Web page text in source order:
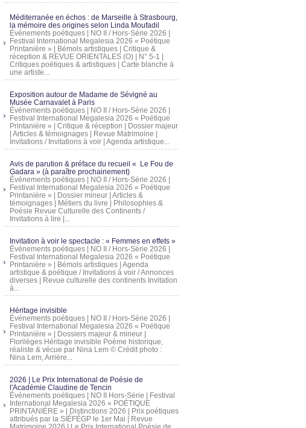
Méditerranée en échos : de Marseille à Strasbourg,
la mémoire des origines selon Linda Moufadil
Événements poétiques | NO II / Hors-Série 2026 |
Festival International Megalesia 2026 « Poétique
Printanière » | Bémols artistiques | Critique &
réception & REVUE ORIENTALES (O) | N° 5-1 |
Critiques poétiques & artistiques | Carte blanche à
une artiste...
Exposition autour de Madame de Sévigné au
Musée Carnavalet à Paris
Événements poétiques | NO II / Hors-Série 2026 |
Festival International Megalesia 2026 « Poétique
Printanière » | Critique & réception | Dossier majeur
| Articles & témoignages | Revue Matrimoine |
Invitations / Invitations à voir | Agenda artistique...
Avis de parution & préface du recueil « Le Fou de
Gadara » (à paraître prochainement)
Événements poétiques | NO II / Hors-Série 2026 |
Festival International Megalesia 2026 « Poétique
Printanière » | Dossier mineur | Articles &
témoignages | Métiers du livre | Philosophies &
Poésie Revue Culturelle des Continents /
Invitations à lire |...
Invitation à voir le spectacle : « Femmes en effets »
Événements poétiques | NO II / Hors-Série 2026 |
Festival International Megalesia 2026 « Poétique
Printanière » | Bémols artistiques | Agenda
artistique & poétique / Invitations à voir / Annonces
diverses | Revue culturelle des continents Invitation
à...
Héritage invisible
Événements poétiques | NO II / Hors-Série 2026 |
Festival International Megalesia 2026 « Poétique
Printanière » | Dossiers majeur & mineur |
Florilèges Héritage invisible Poème historique,
réaliste & vécue par Nina Lem © Crédit photo :
Nina Lem, Arrière...
2026 | Le Prix International de Poésie de
l'Académie Claudine de Tencin
Événements poétiques | NO II Hors-Série | Festival
International Megalesia 2026 « POÉTIQUE
PRINTANIÈRE » | Distinctions 2026 | Prix poétiques
attribués par la SIÉFÉGP le 1er Mai | Revue